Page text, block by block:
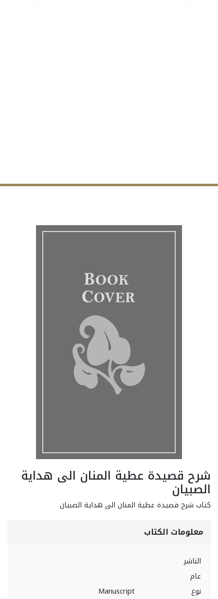
شرح قصيدة عطية المنان الى هداية
الصبيان
كتاب شرح قصيدة عطية المنان الى هداية الصبيان
معلومات الكتاب
الناشر
عام
نوع
Manuscript